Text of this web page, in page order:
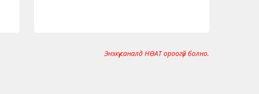
Энэхүү саналд НӨАТ ороогүй болно.